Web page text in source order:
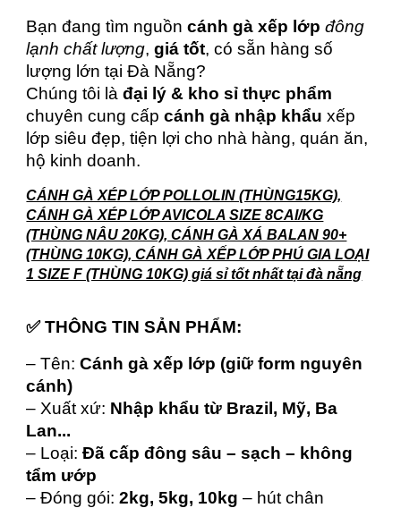
Bạn đang tìm nguồncánh gà xếp lớp đông
lạnh chất lượng,giá tốt, có sẵn hàng số
lượng lớn tại Đà Nẵng?
Chúng tôi làđại lý & kho sỉ thực phẩm
chuyên cung cấpcánh gà nhập khẩu xếp
lớp siêu đẹp, tiện lợi cho nhà hàng, quán ăn,
hộ kinh doanh.
CÁNH GÀ XÉP LỚP POLLOLIN (THÙNG15KG),
CÁNH GÀ XÉP LỚP AVICOLA SIZE 8CAI/KG
(THÙNG NÂU 20KG), CÁNH GÀ XÁ BALAN 90+
(THÙNG 10KG), CÁNH GÀ XẾP LỚP PHÚ GIA LOẠI
1 SIZE F (THÙNG 10KG) giá sỉ tốt nhất tại đà nẵng
✅ THÔNG TIN SẢN PHẨM:
– Tên:Cánh gà xếp lớp (giữ form nguyên
cánh)
– Xuất xứ: Nhập khẩu từ Brazil, Mỹ, Ba
Lan...
– Loại:Đã cấp đông sâu – sạch – không
tẩm ướp
– Đóng gói:2kg, 5kg, 10kg – hút chân